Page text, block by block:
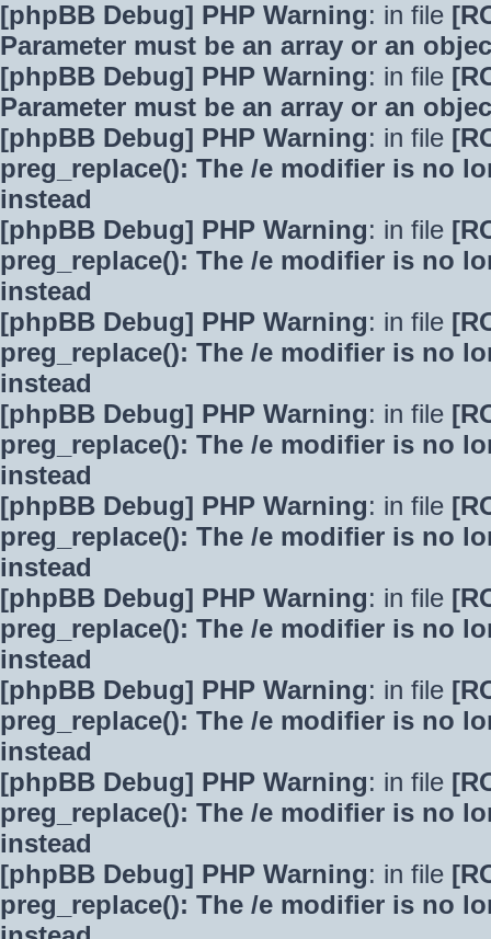
[phpBB Debug] PHP Warning: in file
Parameter must be an array or an
[phpBB Debug] PHP Warning: in file
Parameter must be an array or an
[phpBB Debug] PHP Warning: in file
preg_replace(): The /e modifier is no
instead
[phpBB Debug] PHP Warning: in file
preg_replace(): The /e modifier is no
instead
[phpBB Debug] PHP Warning: in file
preg_replace(): The /e modifier is no
instead
[phpBB Debug] PHP Warning: in file
preg_replace(): The /e modifier is no
instead
[phpBB Debug] PHP Warning: in file
preg_replace(): The /e modifier is no
instead
[phpBB Debug] PHP Warning: in file
preg_replace(): The /e modifier is no
instead
[phpBB Debug] PHP Warning: in file
preg_replace(): The /e modifier is no
instead
[phpBB Debug] PHP Warning: in file
preg_replace(): The /e modifier is no
instead
[phpBB Debug] PHP Warning: in file
preg_replace(): The /e modifier is no